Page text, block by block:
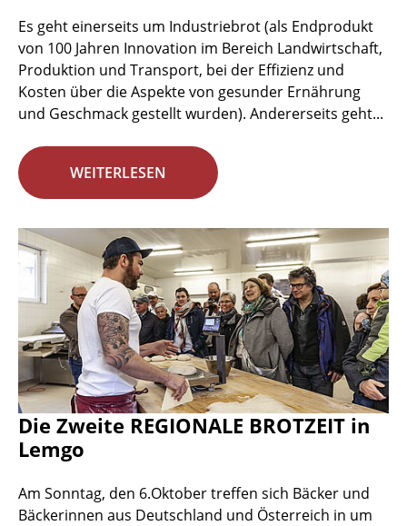
Es geht einerseits um Industriebrot (als Endprodukt
von 100 Jahren Innovation im Bereich Landwirtschaft,
Produktion und Transport, bei der Effizienz und
Kosten über die Aspekte von gesunder Ernährung
und Geschmack gestellt wurden). Andererseits geht...
WEITERLESEN
Die Zweite REGIONALE BROTZEIT in
Lemgo
Am Sonntag, den 6.Oktober treffen sich Bäcker und
Bäckerinnen aus Deutschland und Österreich in um